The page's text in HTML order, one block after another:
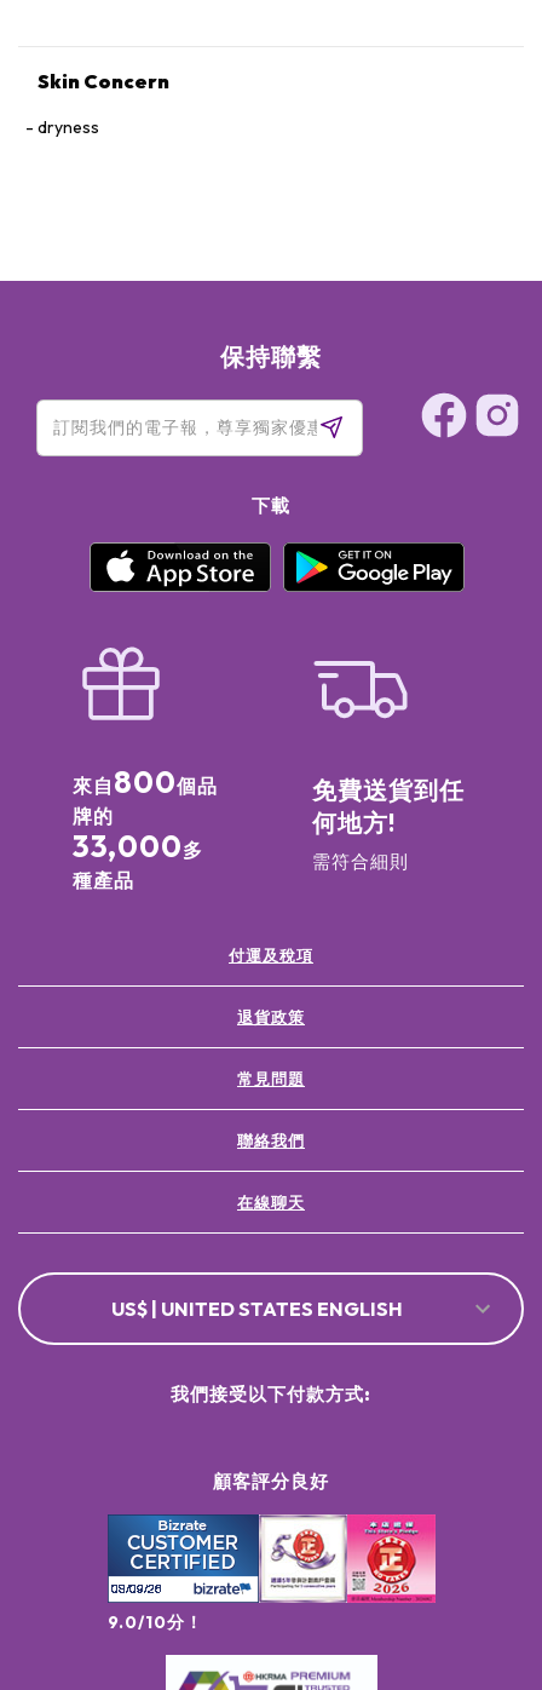
Skin Concern
dryness
保持聯繫
下載
來自 800個品
牌的
33,000多
種產品
免費送貨到任
何地方!
需符合細則
付運及稅項
退貨政策
常見問題
聯絡我們
在線聊天
US$ | UNITED STATES ENGLISH
顧客評分良好
9.0/10分！
我們接受以下付款方式: